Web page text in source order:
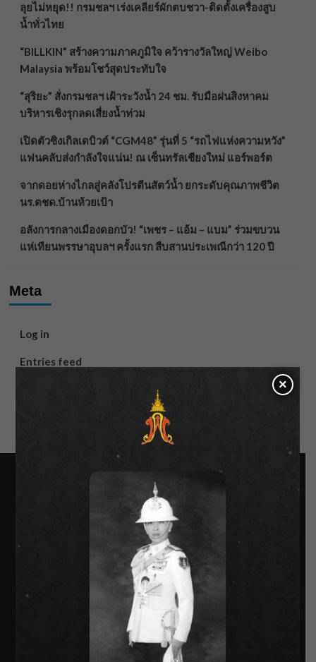
ลุยไม่หยุด!! กรมชลฯ เร่งเคลียร์ผักตบชวา-ติดตั้งเครื่องสูบ
น้ำทั่วไทย
“BILLKIN” สร้างความภาคภูมิใจ คว้ารางวัลใหญ่ Weibo
Malaysia พร้อมโชว์สุดประทับใจ
“สุริยะ” สั่งกรมชลฯ เฝ้าระวังน้ำ 24 ชม. รับมือฝนสิงหาคม
บริหารเชิงรุกลดเสี่ยงน้ำท่วม
เปิดตัวซิงเกิลเดบิวต์ “CGM48” รุ่นที่ 5 “รถไฟแห่งความหวัง”
แฟนคลับส่งกำลังใจแน่น! ณ เซ็นทรัลเชียงใหม่ แอร์พอร์ต
จากดอยห่างไกลสู่คลังโปรตีนสัตว์น้ำ ยกระดับคุณภาพชีวิต
นร.ตชด.บ้านห้วยเป้า
อลังการกลางเมืองดอกบัว! “เพชร – แอ้ม – แบม” ร่วมขบวน
แห่เทียนพรรษาอุบลฯ ครั้งแรก สืบสานประเพณีกว่า 120 ปี
Meta
Log in
Entries feed
SIAMRATH VARIETY
THE BEST ENTERTAINMENT
×